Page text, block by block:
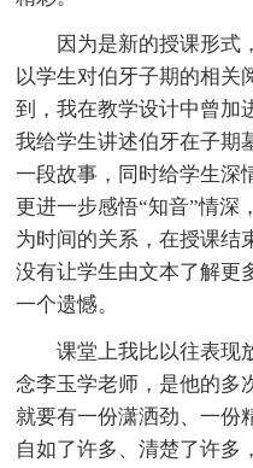
因为是新的授课形式
以学生对伯牙子期的相关
到，我在教学设计中曾加
我给学生讲述伯牙在子期
一段故事，同时给学生深
更进一步感悟“知音”情深
为时间的关系，在授课结
没有让学生由文本了解更
一个遗憾。
课堂上我比以往表现
念李玉学老师，是他的多
就要有一份潇洒劲、一份
自如了许多、清楚了许多